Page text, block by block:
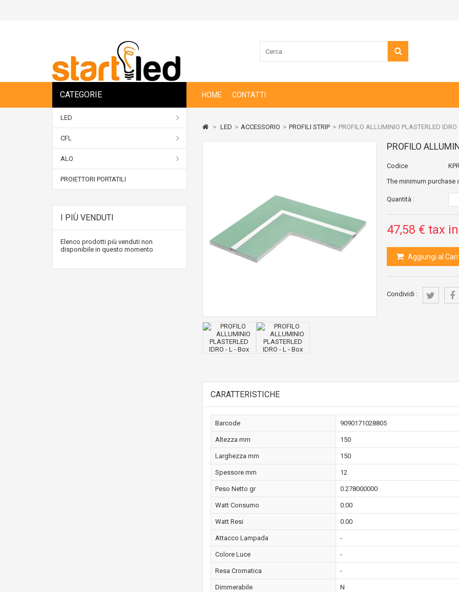
CATEGORIE HOME CONTATTI
LED
CFL
ALO
PROIETTORI PORTATILI
I PIÙ VENDUTI
Elenco prodotti più venduti non
disponibile in questo momento
> LED > ACCESSORIO > PROFILI STRIP > PROFILO ALLUMINIO PLASTERLED IDRO
PROFILO
Codice
The minimum
Quantità :
47,58 € tax
Aggiungi al
Condividi :
CARATTERISTICHE
Barcode 9090171028805
Altezza mm 150
Larghezza mm 150
Spessore mm 12
Peso Netto gr 0.278000000
Watt Consumo 0.00
Watt Resi 0.00
Attacco Lampada -
Colore Luce -
Resa Cromatica -
Dimmerabile N